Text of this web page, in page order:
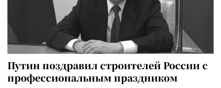
Путин поздравил строителей России с
профессиональным праздником